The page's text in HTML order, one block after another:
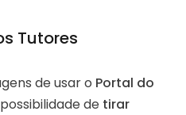
Tutores
de usar o Portal do
de tirar